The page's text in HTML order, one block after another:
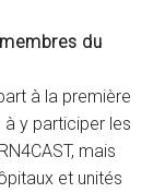
du
à la première
y participer les
mais
et unités